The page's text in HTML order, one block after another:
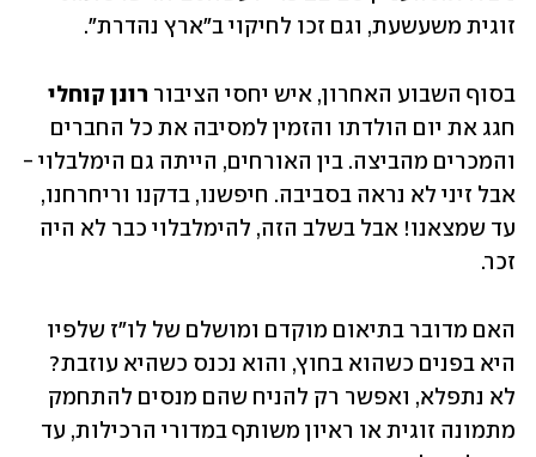
זוגית משעשעת, וגם זכו לחיקוי ב"ארץ נהדרת".
בסוף השבוע האחרון, איש יחסי הציבור רונן קוחלי
זכר.